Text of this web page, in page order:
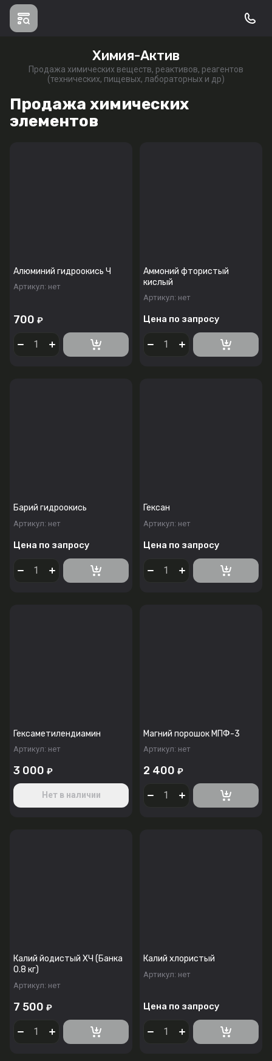
Химия-Актив
Продажа химических веществ, реактивов, реагентов
(технических, пищевых, лабораторных и др)
Продажа химических
элементов
Алюминий гидроокись Ч
Артикул: нет
700 ₽
Аммоний фтористый
кислый
Артикул: нет
Цена по запросу
Барий гидроокись
Артикул: нет
Цена по запросу
Гексан
Артикул: нет
Цена по запросу
Гексаметилендиамин
Артикул: нет
3 000 ₽
Нет в наличии
Магний порошок МПФ-3
Артикул: нет
2 400 ₽
Калий йодистый ХЧ (Банка
0.8 кг)
Артикул: нет
7 500 ₽
Калий хлористый
Артикул: нет
Цена по запросу